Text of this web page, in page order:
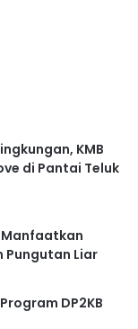
KMB
di Pantai Teluk
Manfaatkan
Pungutan Liar
DP2KB